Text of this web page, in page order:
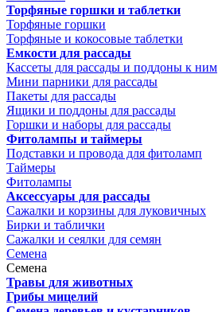
Торфяные горшки и таблетки
Торфяные горшки
Торфяные и кокосовые таблетки
Емкости для рассады
Кассеты для рассады и поддоны к ним
Мини парники для рассады
Пакеты для рассады
Ящики и поддоны для рассады
Горшки и наборы для рассады
Фитолампы и таймеры
Подставки и провода для фитоламп
Таймеры
Фитолампы
Аксессуары для рассады
Сажалки и корзины для луковичных
Бирки и таблички
Сажалки и сеялки для семян
Семена
Семена
Травы для животных
Грибы мицелий